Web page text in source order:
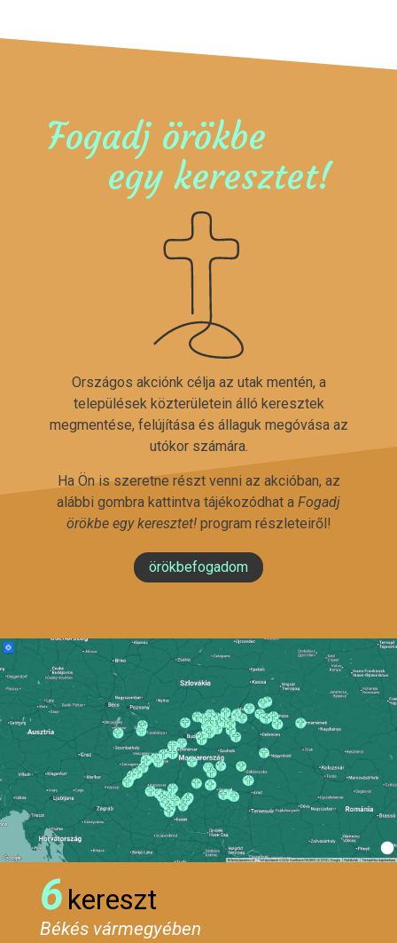
Fogadj örökbe
egy keresztet!
Országos akciónk célja az utak mentén, a
települések közterületein álló keresztek
megmentése, felújítása és állaguk megóvása az
utókor számára.
Ha Ön is szeretne részt venni az akcióban, az
alábbi gombra kattintva tájékozódhat a Fogadj
örökbe egy keresztet!program részleteiről!
örökbefogadom
6 kereszt
Békés vármegyében